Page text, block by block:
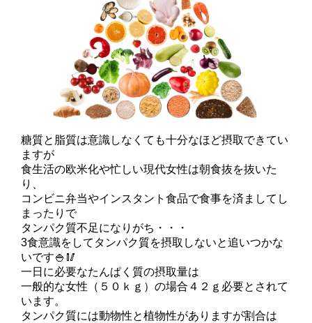
糖質と脂質は意識しなくても十分なほど摂取できてい
ますが
食生活の欧米化や忙しい現代女性は朝食抜を抜いた
り、
コンビニ弁当やインスタント食品で食事を済ましてし
まったりで
タンパク質不足になりがち・・・
3食意識をしてタンパク質を摂取しないと追いつかな
いです🍚🥢
一日に必要なたんぱく質の摂取量は
一般的な女性（５０ｋｇ）の場合４２ｇ必要とされて
います。
タンパク質には動物性と植物性がありますが割合は